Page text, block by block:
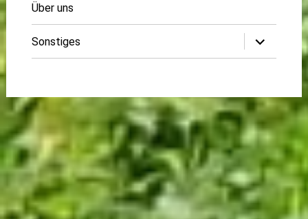
Über uns
Sonstiges
Untermenü
öffnen